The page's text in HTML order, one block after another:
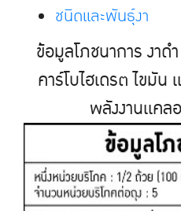
ชนิดเเละพันธุ์งา
ข้อมูลโภชนาการ งาด
คาร์โบไฮเดรต ไขมั
พลังงานเเค